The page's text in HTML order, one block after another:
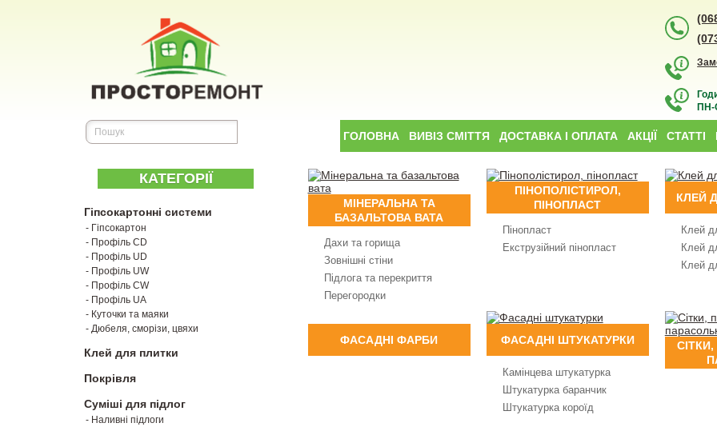
ПН-
ГОЛОВНА ВИВІЗ СМІТТЯ ДОСТАВКА І ОПЛАТА АКЦІЇ СТАТТІ
КАТЕГОРІЇ
Гіпсокартонні системи
- Гіпсокартон
- Профіль CD
- Профіль UD
- Профіль UW
- Профіль CW
- Профіль UA
- Куточки та маяки
- Дюбеля, сморізи, цвяхи
Клей для плитки
Покрівля
Суміші для підлог
- Наливні підлоги
МІНЕРАЛЬНА ТА
БАЗАЛЬТОВА ВАТА
Дахи та горища
Зовнішні стіни
Підлога та перекриття
Перегородки
ПІНОПОЛІСТИРОЛ,
ПІНОПЛАСТ
Пінопласт
Екструзійний пінопласт
КЛЕЙ
Клей
Клей
Клей
ФАСАДНІ ФАРБИ ФАСАДНІ ШТУКАТУРКИ
Камінцева штукатурка
Штукатурка баранчик
Штукатурка короїд